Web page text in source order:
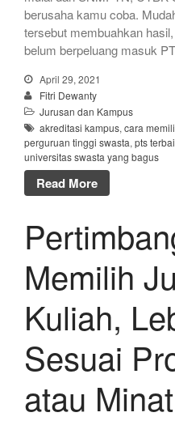
berusaha kamu coba.
tersebut membuahkan
belum berpeluang masuk
April 29, 2021
Fitri Dewanty
Jurusan dan Kampus
akreditasi kampus, cara
perguruan tinggi swasta, pts
universitas swasta yang bagus
Read More
Memilih
Kuliah,
Sesuai
atau